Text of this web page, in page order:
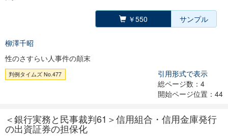
￥550 サンプル
柳澤千昭
性のさすらい人事件の顛末
判例タイムズ No.477
引用形式で表示
総ページ数：4
開始ページ位置：44
＜銀行実務と民事裁判61＞信用組合・信用金庫発行
の出資証券の担保化